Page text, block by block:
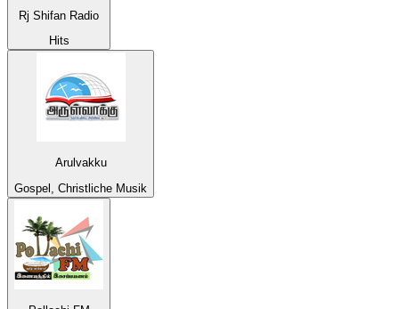
Rj Shifan Radio
Hits
Arulvakku
Gospel, Christliche Musik